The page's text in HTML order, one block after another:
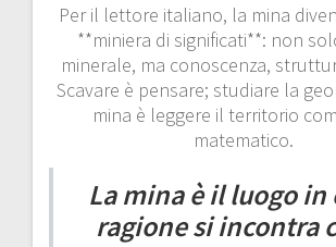
Per il lettore italiano, la mina
**miniera di significati**: non
minerale, ma conoscenza,
Scavare è pensare; studiare la
mina è leggere il territorio
matematico.
La mina è il luogo in
ragione si incontra